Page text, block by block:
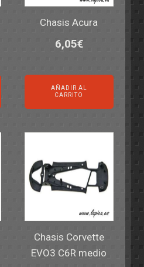
Chasis Acura
6,05€
AÑADIR AL
CARRITO
Chasis Corvette
EVO3 C6R medio